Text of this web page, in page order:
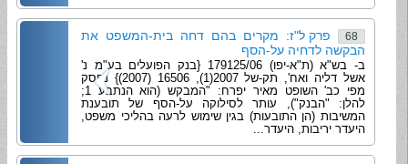
פרק ל"ז: מקרים בהם דחה בית-המשפט את
הבקשה לדחיה על-הסף
ב- בש"א (ת"א-יפו) 179125/06 {בנק הפועלים בע"מ נ'
אשל דליה ואח', תק-של 2007(1), 16506 (2007)} נפסק
מפי כב' השופט מאיר יפרח: "המבקש (הוא הנתבע 1;
להלן: "הבנק"), עותר לסילוקה על-הסף של תובענת
המשיבות (הן התובעות) בגין שימוש לרעה בהליכי משפט,
היעדר יריבות, היעדר...